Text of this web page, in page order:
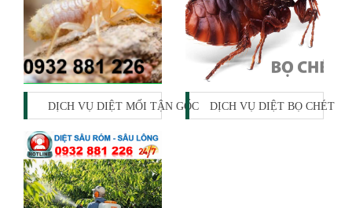
DỊCH VỤ DIỆT MỐI TẬN GỐC DỊCH VỤ DIỆT BỌ CHÉT